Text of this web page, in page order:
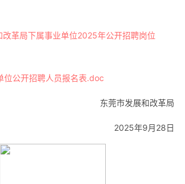
改革局下属事业单位2025年公开招聘岗位
位公开招聘人员报名表.doc
东莞市发展和改革局
2025年9月28日